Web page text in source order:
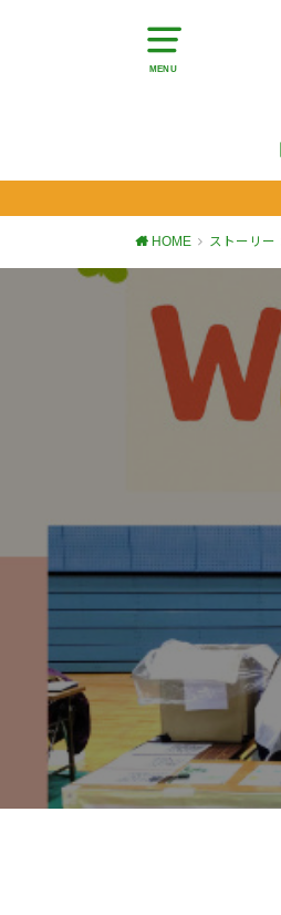
MENU
HOME ストーリー